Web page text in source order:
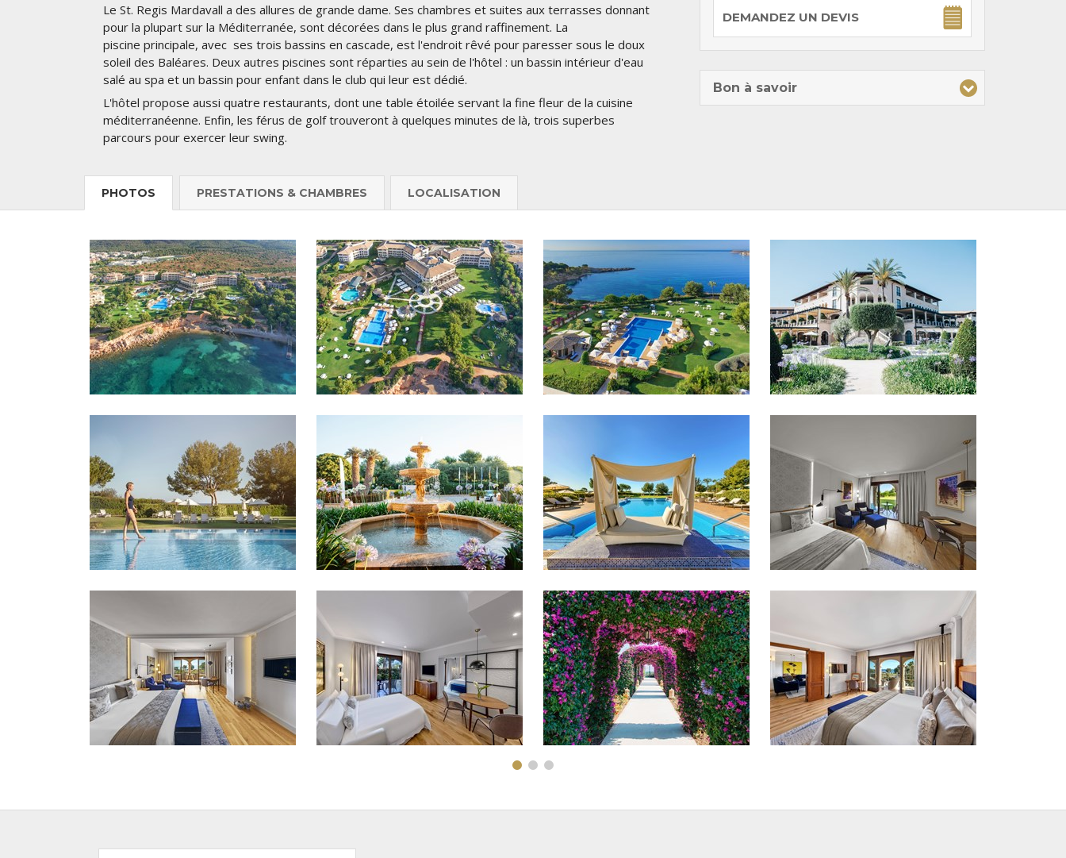
Le St. Regis Mardavall a des allures de grande dame. Ses chambres et suites aux terrasses donnant
pour la plupart sur la Méditerranée, sont décorées dans le plus grand raffinement. La
piscine principale, avec ses trois bassins en cascade, est l'endroit rêvé pour paresser sous le doux
soleil des Baléares. Deux autres piscines sont réparties au sein de l'hôtel : un bassin intérieur d'eau
salé au spa et un bassin pour enfant dans le club qui leur est dédié.
L'hôtel propose aussi quatre restaurants, dont une table étoilée servant la fine fleur de la cuisine
méditerranéenne. Enfin, les férus de golf trouveront à quelques minutes de là, trois superbes
parcours pour exercer leur swing.
DEMANDEZ UN DEVIS
Bon à savoir
PHOTOS PRESTATIONS & CHAMBRES LOCALISATION